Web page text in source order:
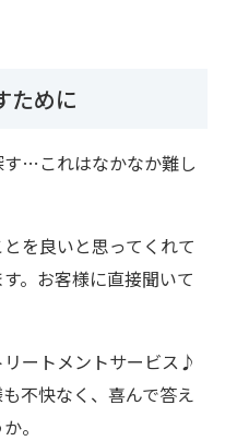
ために
…これはなかなか難し
を良いと思ってくれて
。お客様に直接聞いて
ートメントサービス♪
不快なく、喜んで答え
。